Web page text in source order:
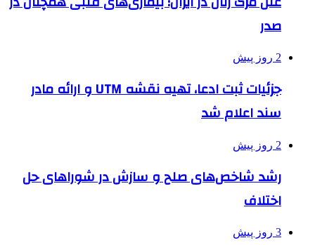
صدر
2 روز پیش
جزئیات ثبت ادعا، تهیه نقشه UTM و ارائه مادر
سند اعلام شد
2 روز پیش
رشد شاخص‌های صلح و سازش در شوراهای حل
اختلاف
3 روز پیش